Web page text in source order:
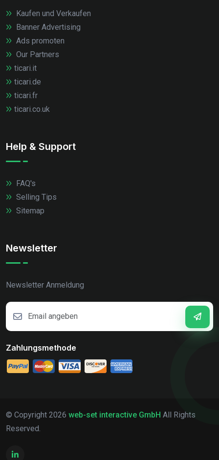
Kaufen und Verkaufen
Banner Advertising
Ads promoten
Our Partners
ticari.it
ticari.de
ticari.fr
ticari.co.uk
Help & Support
FAQ's
Selling Tips
Sitemap
Newsletter
Newsletter Anmeldung
Zahlungsmethode
© Copyright 2026 web-set interactive GmbH All Rights
Reserved.